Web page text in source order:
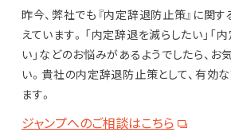
昨今、弊社でも『内定辞退防止策』に関
えています。「内定辞退を減らしたい」「
い」などのお悩みがあるようでしたら、お
い。貴社の内定辞退防止策として、有効
ます。
ジャンプへのご相談はこちら